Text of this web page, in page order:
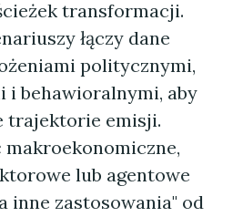
transformacji.
łączy dane
politycznymi,
i behawioralnymi, aby
trajektorie emisji.
makroekonomiczne,
lub agentowe
inne zastosowania" od